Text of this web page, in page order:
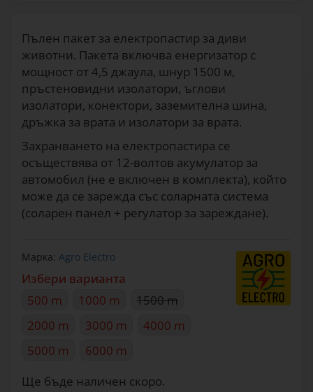
Пълен пакет за електропастир за диви
животни. Пакета включва енергизатор с
мощност от 4,5 джаула, шнур 1500 м,
пръстеновидни изолатори, ъглови
изолатори, конектори, заземителна шина,
дръжка за врата и изолатори за врата.
Захранването на електропастира се
осъществява от 12-волтов акумулатор за
автомобил (не е включен в комплекта), който
може да се зарежда със соларната система
(соларен панел + регулатор за зареждане).
Марка: Agro Electro
Избери варианта
500 m
1000 m
1500 m
2000 m
3000 m
4000 m
5000 m
6000 m
Ще бъде наличен скоро.